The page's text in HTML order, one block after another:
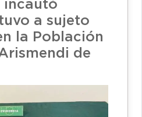
incautó
a sujeto
la Población
de